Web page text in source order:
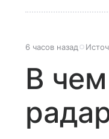
6 часов назад
В